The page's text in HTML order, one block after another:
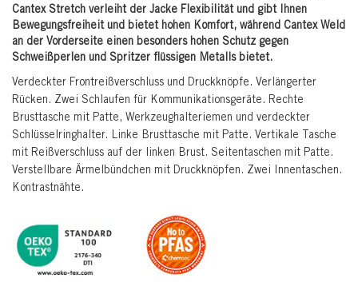
Cantex Stretch verleiht der Jacke Flexibilität und gibt Ihnen
Bewegungsfreiheit und bietet hohen Komfort, während Cantex Weld
an der Vorderseite einen besonders hohen Schutz gegen
Schweißperlen und Spritzer flüssigen Metalls bietet.
Verdeckter Frontreißverschluss und Druckknöpfe. Verlängerter
Rücken. Zwei Schlaufen für Kommunikationsgeräte. Rechte
Brusttasche mit Patte, Werkzeughalteriemen und verdeckter
Schlüsselringhalter. Linke Brusttasche mit Patte. Vertikale Tasche
mit Reißverschluss auf der linken Brust. Seitentaschen mit Patte.
Verstellbare Ärmelbündchen mit Druckknöpfen. Zwei Innentaschen.
Kontrastnähte.